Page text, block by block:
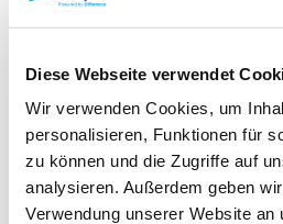
Diese Webseite verwendet
Wir verwenden Cookies, um
personalisieren, Funktionen für
zu können und die Zugriffe auf
analysieren. Außerdem geben
Verwendung unserer Website an